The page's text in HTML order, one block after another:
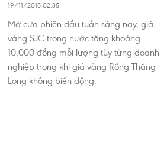
19/11/2018 02:35
Mở cửa phiên đầu tuần sáng nay, giá
vàng SJC trong nước tăng khoảng
10.000 đồng mỗi lượng tùy từng doanh
nghiệp trong khi giá vàng Rồng Thăng
Long không biến động.